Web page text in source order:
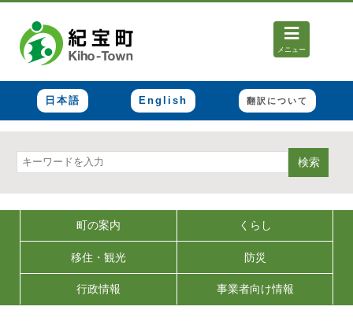
メニュー
日本語 English 翻訳について
検索
町の案内 くらし
移住・観光 防災
行政情報 事業者向け情報